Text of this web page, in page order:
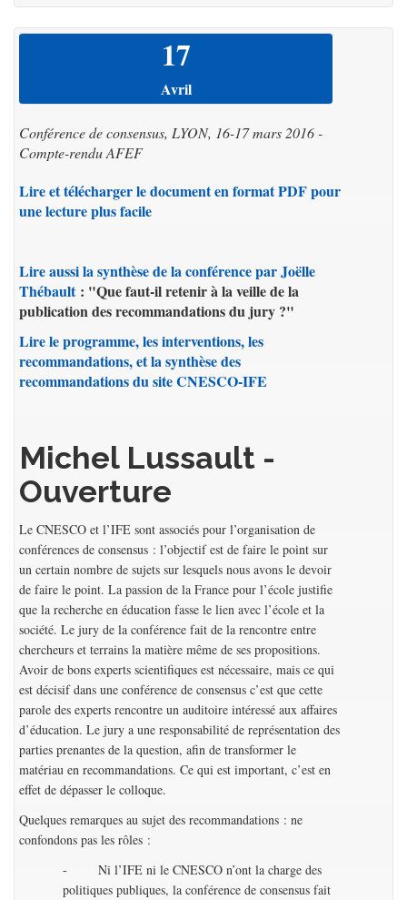
17
Avril
Conférence de consensus, LYON, 16-17 mars 2016 -
Compte-rendu AFEF
Lire et télécharger le document en format PDF pour
une lecture plus facile
Lire aussi la synthèse de la conférence par Joëlle
Thébault : "Que faut-il retenir à la veille de la
publication des recommandations du jury ?"
Lire le programme, les interventions, les
recommandations, et la synthèse des
recommandations du site CNESCO-IFE
Michel Lussault -
Ouverture
Le CNESCO et l’IFE sont associés pour l’organisation de
conférences de consensus : l’objectif est de faire le point sur
un certain nombre de sujets sur lesquels nous avons le devoir
de faire le point. La passion de la France pour l’école justifie
que la recherche en éducation fasse le lien avec l’école et la
société. Le jury de la conférence fait de la rencontre entre
chercheurs et terrains la matière même de ses propositions.
Avoir de bons experts scientifiques est nécessaire, mais ce qui
est décisif dans une conférence de consensus c’est que cette
parole des experts rencontre un auditoire intéressé aux affaires
d’éducation. Le jury a une responsabilité de représentation des
parties prenantes de la question, afin de transformer le
matériau en recommandations. Ce qui est important, c’est en
effet de dépasser le colloque.
Quelques remarques au sujet des recommandations : ne
confondons pas les rôles :
- Ni l’IFE ni le CNESCO n’ont la charge des
politiques publiques, la conférence de consensus fait